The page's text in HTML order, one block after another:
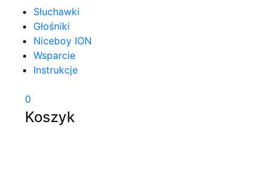
Słuchawki
Głośniki
Niceboy ION
Wsparcie
Instrukcje
0
Koszyk